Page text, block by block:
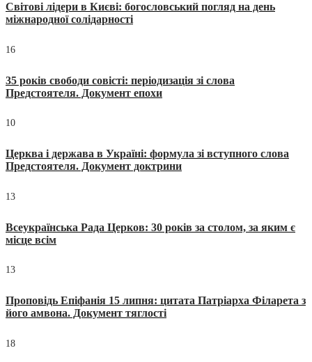
Світові лідери в Києві: богословський погляд на день
міжнародної солідарності
16
35 років свободи совісті: періодизація зі слова
Предстоятеля. Документ епохи
10
Церква і держава в Україні: формула зі вступного слова
Предстоятеля. Документ доктрини
13
Всеукраїнська Рада Церков: 30 років за столом, за яким є
місце всім
13
Проповідь Епіфанія 15 липня: цитата Патріарха Філарета з
його амвона. Документ тяглості
18